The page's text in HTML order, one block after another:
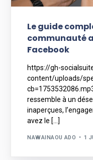
Le guide
communauté
Facebook
https://gh-
content/uploads/
ressemble à un
inaperçues,
avez le […]
NAWAINAOU ADO 1